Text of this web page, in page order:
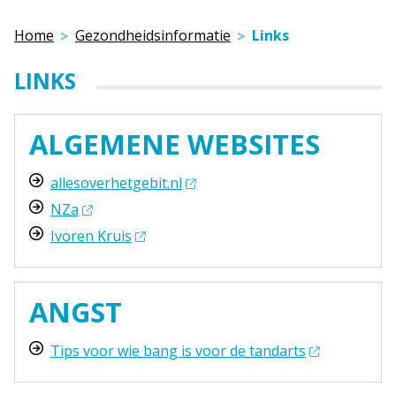
Home Gezondheidsinformatie Links
LINKS
ALGEMENE WEBSITES
allesoverhetgebit.nl
NZa
Ivoren Kruis
ANGST
Tips voor wie bang is voor de tandarts